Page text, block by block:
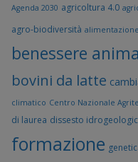
Agenda 2030 agricoltura 4.0
agro-biodiversità
benessere
bovini da latte
climatico Centro Nazionale
di laurea dissesto
formazione